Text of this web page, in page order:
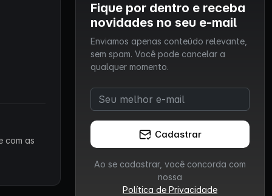
com as
Fique por dentro e receba
novidades no seu e-mail
Enviamos apenas conteúdo relevante,
sem spam. Você pode cancelar a
qualquer momento.
Cadastrar
Ao se cadastrar, você concorda com
nossa
Política de Privacidade